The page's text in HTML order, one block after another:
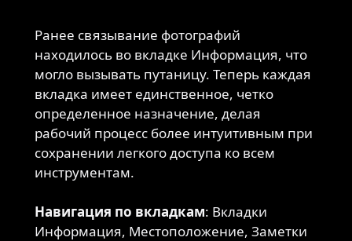
Ранее связывание фотографий
находилось во вкладке Информация, что
могло вызывать путаницу. Теперь каждая
вкладка имеет единственное, четко
определенное назначение, делая
рабочий процесс более интуитивным при
сохранении легкого доступа ко всем
инструментам.
Навигация по вкладкам: Вкладки
Информация, Местоположение, Заметки